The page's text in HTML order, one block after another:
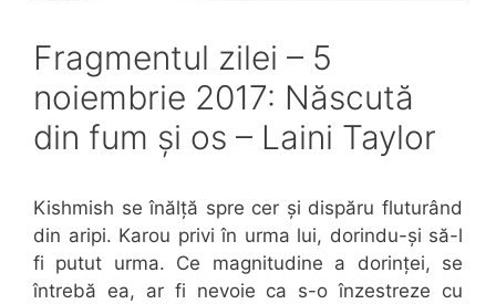
Fragmentul zilei – 5
noiembrie 2017: Născută
din fum și os – Laini Taylor
Kishmish se înălță spre cer și dispăru fluturând
din aripi. Karou privi în urma lui, dorindu-și să-l
fi putut urma. Ce magnitudine a dorinței, se
întrebă ea, ar fi nevoie ca s-o înzestreze cu